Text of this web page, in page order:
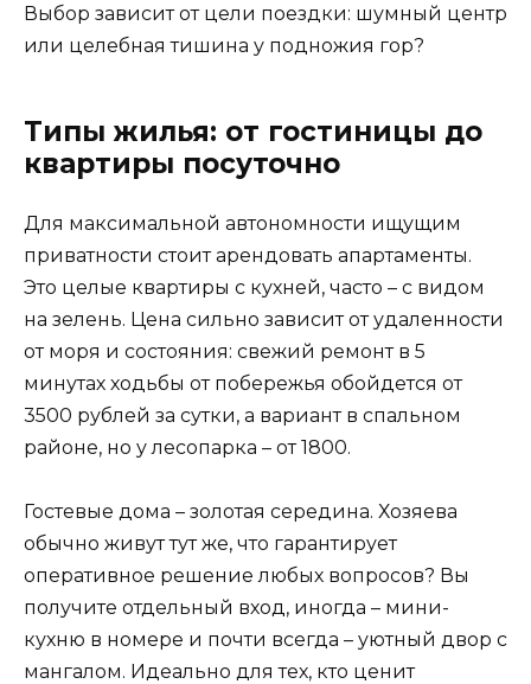
Выбор зависит от цели поездки: шумный центр
или целебная тишина у подножия гор?
Типы жилья: от гостиницы до
квартиры посуточно
Для максимальной автономности ищущим
приватности стоит арендовать апартаменты.
Это целые квартиры с кухней, часто – с видом
на зелень. Цена сильно зависит от удаленности
от моря и состояния: свежий ремонт в 5
минутах ходьбы от побережья обойдется от
3500 рублей за сутки, а вариант в спальном
районе, но у лесопарка – от 1800.
Гостевые дома – золотая середина. Хозяева
обычно живут тут же, что гарантирует
оперативное решение любых вопросов? Вы
получите отдельный вход, иногда – мини-
кухню в номере и почти всегда – уютный двор с
мангалом. Идеально для тех, кто ценит